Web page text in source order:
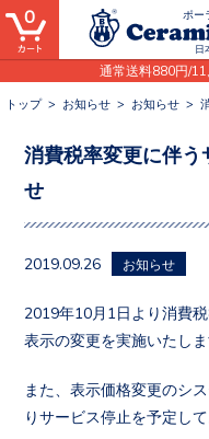
ポー
日
通常送料880円/
0
トップ> お知らせ > お知らせ >
消費税率変更に伴う
せ
2019.09.26 お知らせ
2019年10月1日より消費
表示の変更を実施いたしま
また、表示価格変更のシ
りサービス停止を予定して